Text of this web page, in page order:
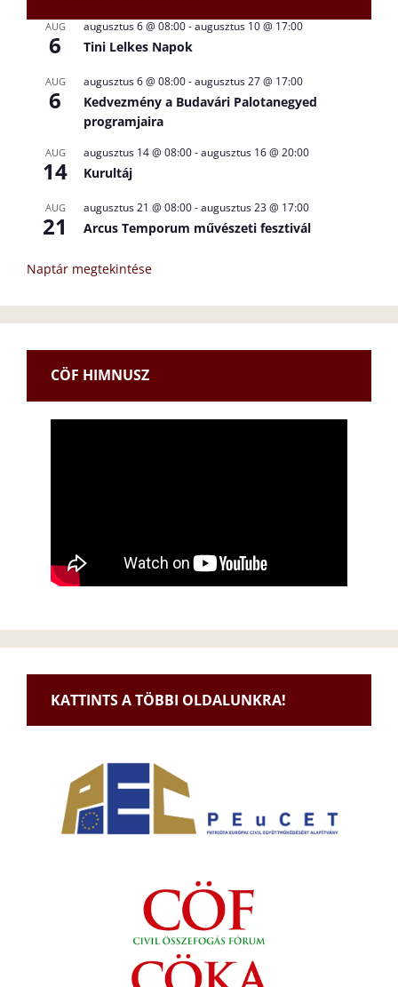
AUG
6
augusztus 6 @ 08:00-augusztus 10 @ 17:00
Tini Lelkes Napok
AUG
6
augusztus 6 @ 08:00-augusztus 27 @ 17:00
Kedvezmény a Budavári Palotanegyed
programjaira
AUG
14
augusztus 14 @ 08:00-augusztus 16 @ 20:00
Kurultáj
AUG
21
augusztus 21 @ 08:00-augusztus 23 @ 17:00
Arcus Temporum művészeti fesztivál
Naptár megtekintése
CÖF HIMNUSZ
KATTINTS A TÖBBI OLDALUNKRA!